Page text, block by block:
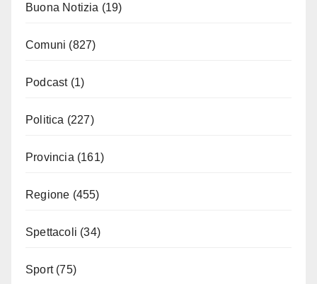
Buona Notizia (19)
Comuni (827)
Podcast(1)
Politica (227)
Provincia(161)
Regione (455)
Spettacoli (34)
Sport(75)